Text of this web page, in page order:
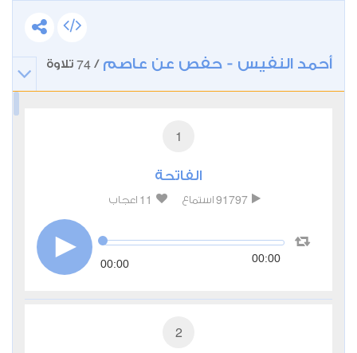
أحمد النفيس - حفص عن عاصم /
74 تلاوة
1
الفاتحة
91797 استماع 11 اعجاب
00:00 00:00
2